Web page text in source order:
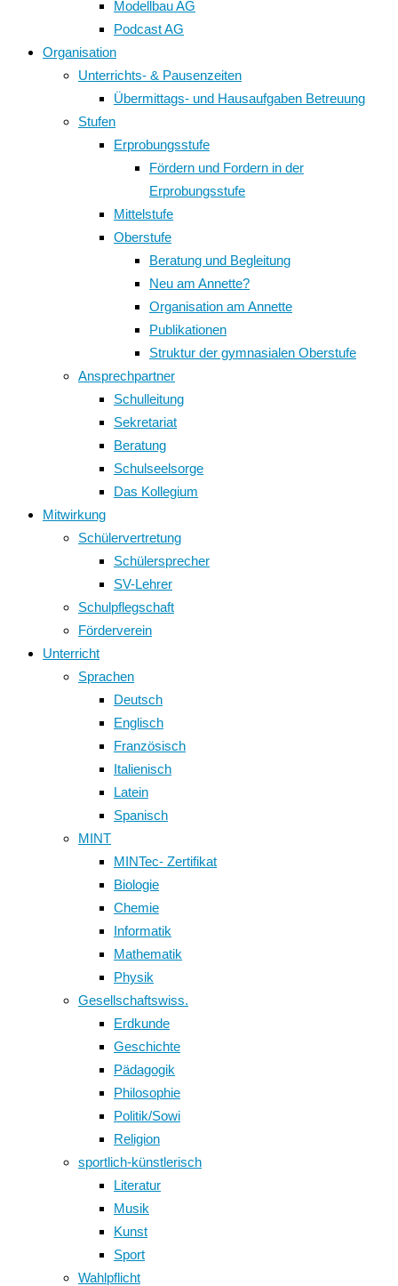
Modellbau AG
Podcast AG
Organisation
Unterrichts- & Pausenzeiten
Übermittags- und Hausaufgaben Betreuung
Stufen
Erprobungsstufe
Fördern und Fordern in der
Erprobungsstufe
Mittelstufe
Oberstufe
Beratung und Begleitung
Neu am Annette?
Organisation am Annette
Publikationen
Struktur der gymnasialen Oberstufe
Ansprechpartner
Schulleitung
Sekretariat
Beratung
Schulseelsorge
Das Kollegium
Mitwirkung
Schülervertretung
Schülersprecher
SV-Lehrer
Schulpflegschaft
Förderverein
Unterricht
Sprachen
Deutsch
Englisch
Französisch
Italienisch
Latein
Spanisch
MINT
MINTec- Zertifikat
Biologie
Chemie
Informatik
Mathematik
Physik
Gesellschaftswiss.
Erdkunde
Geschichte
Pädagogik
Philosophie
Politik/Sowi
Religion
sportlich-künstlerisch
Literatur
Musik
Kunst
Sport
Wahlpflicht